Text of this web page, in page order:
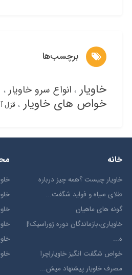
برچسب‌ها
خاویار انواع سرو خاویار
خواص های خاویار قزل
خانه
خاویار چیست ؟همه چیز درباره
طلای سیاه و فواید شگفت...
گونه های ماهیان
خاویاری،بازماندگان دوره ژوراسیک!|
ه...
خواص شگفت انگیز خاویار|چرا
مصرف خاویار پیشنهاد میش...